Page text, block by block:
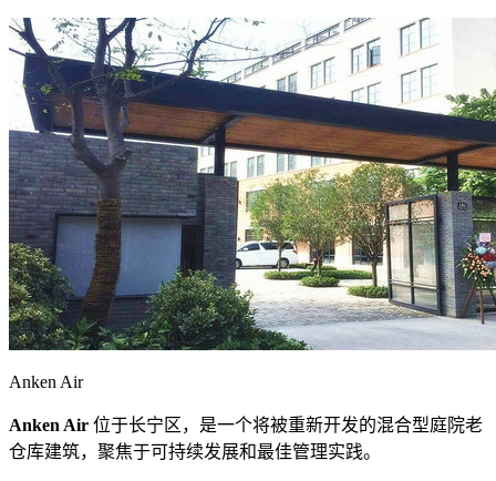
Anken Air
Anken Air 位于长宁区，是一个将被重新开发的混合型庭院老
仓库建筑，聚焦于可持续发展和最佳管理实践。